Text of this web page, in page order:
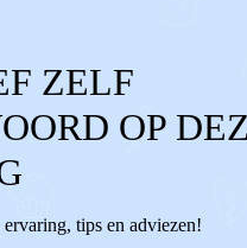
ZELF
OP
tips en adviezen!